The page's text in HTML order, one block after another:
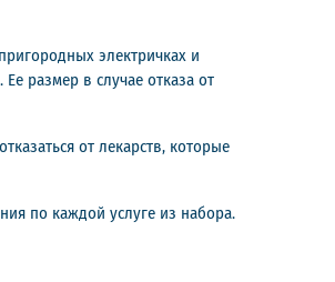
электричках и
размер в случае отказа от
от лекарств, которые
по каждой услуге из набора.